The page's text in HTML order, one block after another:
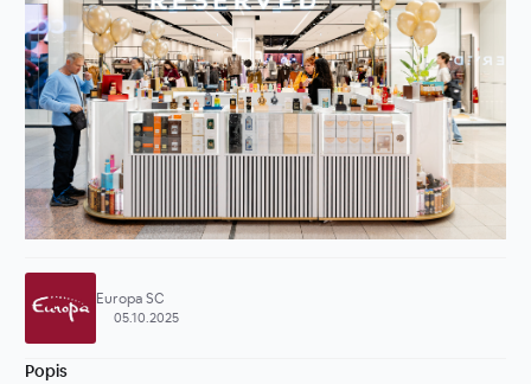
Europa SC
05.10.2025
Popis